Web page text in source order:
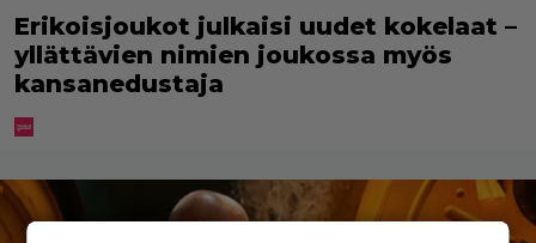
Erikoisjoukot julkaisi uudet kokelaat –
yllättävien nimien joukossa myös
kansanedustaja